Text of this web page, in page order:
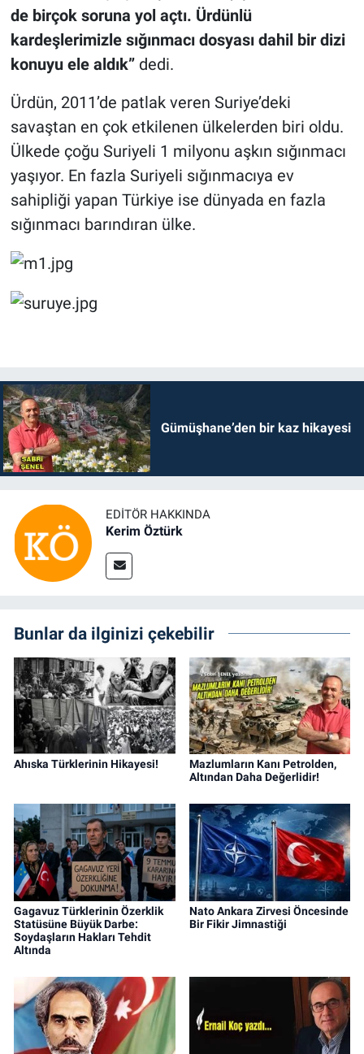
de birçok soruna yol açtı. Ürdünlü
kardeşlerimizle sığınmacı dosyası dahil bir dizi
konuyu ele aldık”dedi.
Ürdün, 2011’de patlak veren Suriye’deki
savaştan en çok etkilenen ülkelerden biri oldu.
Ülkede çoğu Suriyeli 1 milyonu aşkın sığınmacı
yaşıyor. En fazla Suriyeli sığınmacıya ev
sahipliği yapan Türkiye ise dünyada en fazla
sığınmacı barındıran ülke.
Gümüşhane’den bir kaz hikayesi
EDITÖR HAKKINDA
Kerim Öztürk
Bunlar da ilginizi çekebilir
Ahıska Türklerinin Hikayesi!
Mazlumların Kanı Petrolden,
Altından Daha Değerlidir!
Gagavuz Türklerinin Özerklik
Statüsüne Büyük Darbe:
Soydaşların Hakları Tehdit
Altında
Nato Ankara Zirvesi Öncesinde
Bir Fikir Jimnastiği